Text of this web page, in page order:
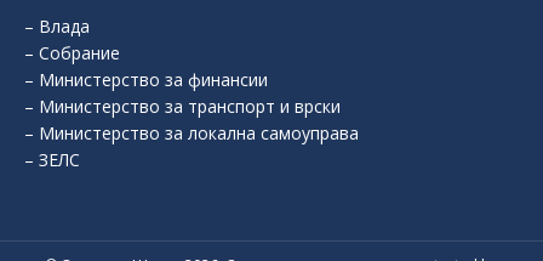
in
new
window
– Влада
– Собрание
– Министерство за финансии
– Министерство за транспорт и врски
– Министерство за локална самоуправа
– ЗЕЛС